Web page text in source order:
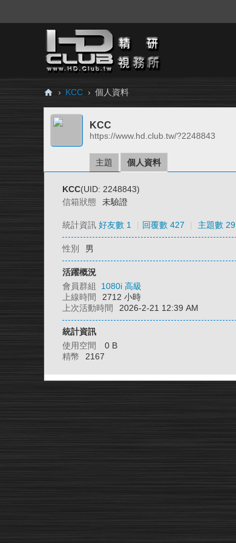
H
Cl
› KCC › 個人資料
KCC
https://www.hd.club.tw/?2248843
主題 個人資料
KCC(UID: 2248843)
信箱狀態
未驗證
統計資訊 好友數 1 回覆數 427 主題數 29
性別 男
活躍概況
會員群組 1080i 高級
上線時間
2712 小時
上次活動時間
2026-2-21 12:39 AM
統計資訊
使用空間
0 B
精幣
2167